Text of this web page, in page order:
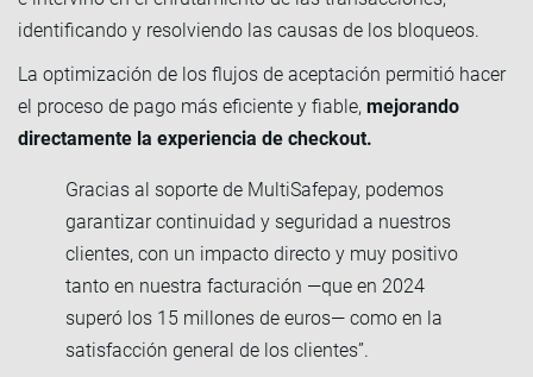
identificando y resolviendo las causas de los bloqueos.
La optimización de los flujos de aceptación permitió hacer
el proceso de pago más eficiente y fiable, mejorando
directamente la experiencia de checkout.
Gracias al soporte de MultiSafepay, podemos
garantizar continuidad y seguridad a nuestros
clientes, con un impacto directo y muy positivo
tanto en nuestra facturación —que en 2024
superó los 15 millones de euros— como en la
satisfacción general de los clientes”.